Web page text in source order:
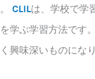
。CLILは、学校で学
学ぶ学習方法です
興味深いものになり